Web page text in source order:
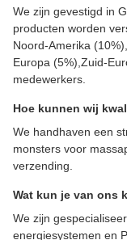
We zijn gevestigd in
producten worden
Noord-Amerika
Europa (5%),Zuid-
medewerkers.
Hoe kunnen wij
We handhaven een
monsters voor
verzending.
Wat kun je van ons
We zijn
energiesystemen en